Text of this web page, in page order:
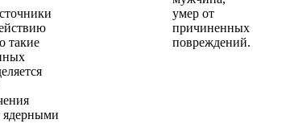
такие
ядерными
умер от
причиненных
повреждений.